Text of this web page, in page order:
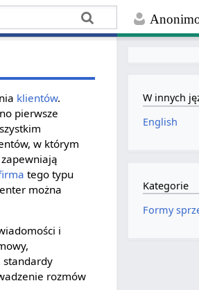
klientów.
pierwsze
w którym
tego typu
można
i
standardy
rozmów
W innych
English
Kategorie
Formy